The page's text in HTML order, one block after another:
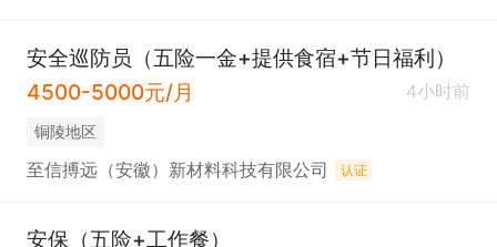
安全巡防员（五险一金+提供食宿+节日福利）
4500-5000元/月
4小时前
铜陵地区
至信搏远（安徽）新材料科技有限公司 认证
安保（五险+工作餐）